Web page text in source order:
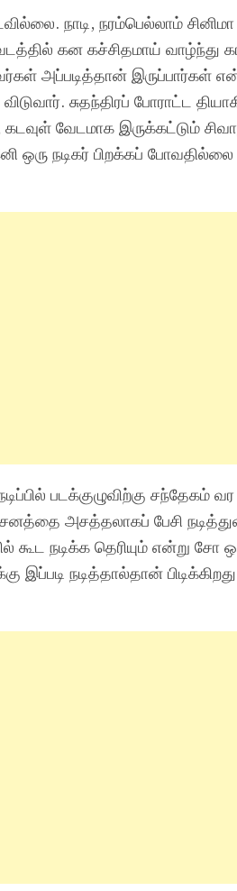
நாடி, நரம்பெல்லாம்
கன கச்சிதமாய் வாழ்ந்து
அப்படித்தான் இருப்பார்கள்
சுதந்திரப் போராட்ட
வேடமாக இருக்கட்டும்
நடிகர் பிறக்கப்
படக்குழுவிற்கு சந்தேகம்
அசத்தலாகப் பேசி
நடிக்க தெரியும் என்று சோ
இப்படி நடித்தால்தான்